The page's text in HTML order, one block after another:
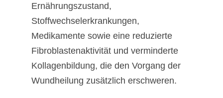
Ernährungszustand,
Stoffwechselerkrankungen,
Medikamente sowie eine reduzierte
Fibroblastenaktivität und verminderte
Kollagenbildung, die den Vorgang der
Wundheilung zusätzlich erschweren.